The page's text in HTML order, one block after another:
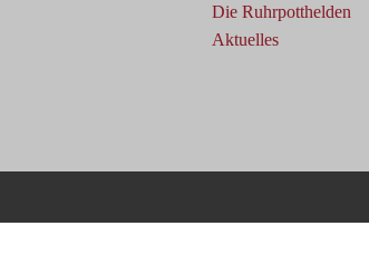
Die Ruhrpotthelden
Aktuelles